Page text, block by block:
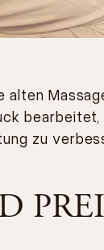
alten
bearbeitet,
zu